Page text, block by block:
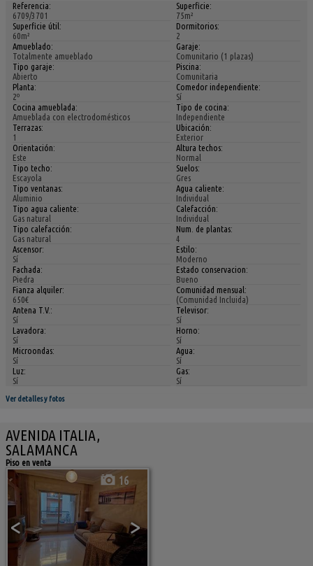
Referencia:
6709/3701
Superficie:
75m²
Superficie útil:
60m²
Dormitorios:
2
Amueblado:
Totalmente amueblado
Garaje:
Comunitario (1 plazas)
Tipo garaje:
Abierto
Piscina:
Comunitaria
Planta:
2º
Comedor independiente:
Sí
Cocina amueblada:
Amueblada con electrodomésticos
Tipo de cocina:
Independiente
Terrazas:
1
Ubicación:
Exterior
Orientación:
Este
Altura techos:
Normal
Tipo techo:
Escayola
Suelos:
Gres
Tipo ventanas:
Aluminio
Agua caliente:
Individual
Tipo agua caliente:
Gas natural
Calefacción:
Individual
Tipo calefacción:
Gas natural
Num. de plantas:
4
Ascensor:
Sí
Estilo:
Moderno
Fachada:
Piedra
Estado conservacion:
Bueno
Fianza alquiler:
650€
Comunidad mensual:
(Comunidad Incluida)
Antena T.V.:
Sí
Televisor:
Sí
Lavadora:
Sí
Horno:
Sí
Microondas:
Sí
Agua:
Sí
Luz:
Sí
Gas:
Sí
Ver detalles y fotos
AVENIDA ITALIA,
SALAMANCA
Piso en venta
< >
16